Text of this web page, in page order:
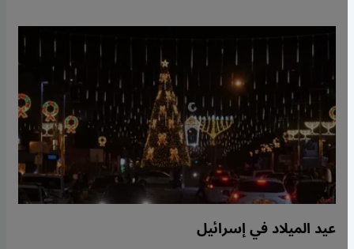
عيد الميلاد في إسرائيل